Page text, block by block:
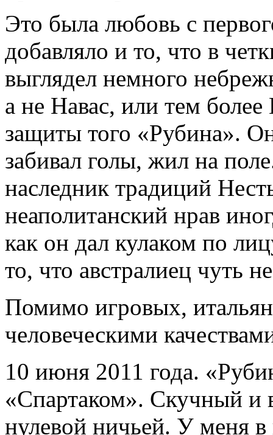
Это была любовь с
добавляло и то, что в
выглядел немного
а не Навас, или тем
защиты того «Рубина».
забивал голы, жил на
наследник традиций
неаполитанский нрав
как он дал кулаком по
то, что австралиец чуть
Помимо игровых,
человеческими
10 июня 2011 года.
«Спартаком». Скучный и
нулевой ничьей. У меня